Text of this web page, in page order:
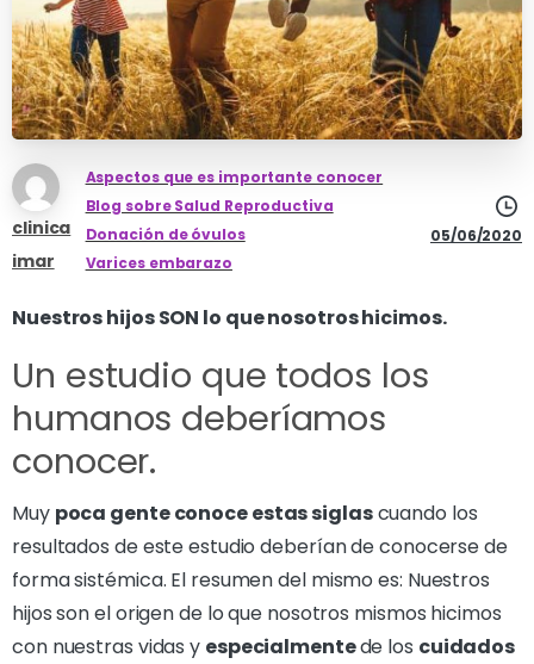
clinica
imar
Aspectos que es importante conocer
Blog sobre Salud Reproductiva
Donación de óvulos
Varices embarazo
05/06/2020
Nuestros hijos SON lo que nosotros hicimos.
Un estudio que todos los
humanos deberíamos
conocer.
Muy poca gente conoce estas siglascuando los
resultados de este estudio deberían de conocerse de
forma sistémica. El resumen del mismo es: Nuestros
hijos son el origen de lo que nosotros mismos hicimos
con nuestras vidas y especialmentede los cuidados